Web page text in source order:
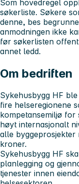
Som hovedregel
søkerliste. Søkere
denne, bes
anmodningen ikke
før søkerlisten
annet ledd.
Om bedriften
Sykehusbygg HF
fire helseregionene
kompetansemiljø for
høyt internasjonalt
alle byggeprosjekter
kroner.
Sykehusbygg HF
planlegging og
tjenester innen